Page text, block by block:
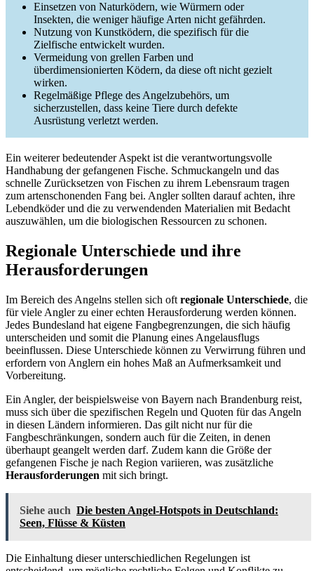
Einsetzen von Naturködern, wie Würmern oder
Insekten, die weniger häufige Arten nicht gefährden.
Nutzung von Kunstködern, die spezifisch für die
Zielfische entwickelt wurden.
Vermeidung von grellen Farben und
überdimensionierten Ködern, da diese oft nicht gezielt
wirken.
Regelmäßige Pflege des Angelzubehörs, um
sicherzustellen, dass keine Tiere durch defekte
Ausrüstung verletzt werden.
Ein weiterer bedeutender Aspekt ist die verantwortungsvolle
Handhabung der gefangenen Fische. Schmuckangeln und das
schnelle Zurücksetzen von Fischen zu ihrem Lebensraum tragen
zum artenschonenden Fang bei. Angler sollten darauf achten, ihre
Lebendköder und die zu verwendenden Materialien mit Bedacht
auszuwählen, um die biologischen Ressourcen zu schonen.
Regionale Unterschiede und ihre
Herausforderungen
Im Bereich des Angelns stellen sich oft regionale Unterschiede, die
für viele Angler zu einer echten Herausforderung werden können.
Jedes Bundesland hat eigene Fangbegrenzungen, die sich häufig
unterscheiden und somit die Planung eines Angelausflugs
beeinflussen. Diese Unterschiede können zu Verwirrung führen und
erfordern von Anglern ein hohes Maß an Aufmerksamkeit und
Vorbereitung.
Ein Angler, der beispielsweise von Bayern nach Brandenburg reist,
muss sich über die spezifischen Regeln und Quoten für das Angeln
in diesen Ländern informieren. Das gilt nicht nur für die
Fangbeschränkungen, sondern auch für die Zeiten, in denen
überhaupt geangelt werden darf. Zudem kann die Größe der
gefangenen Fische je nach Region variieren, was zusätzliche
Herausforderungen mit sich bringt.
Siehe auch Die besten Angel-Hotspots in Deutschland:
Seen, Flüsse & Küsten
Die Einhaltung dieser unterschiedlichen Regelungen ist